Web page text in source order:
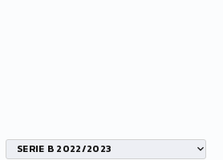
SERIE B 2022/2023